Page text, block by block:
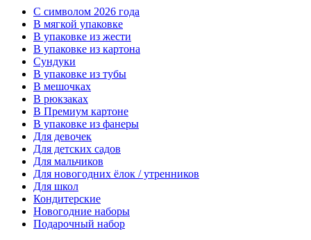
C символом 2026 года
В мягкой упаковке
В упаковке из жести
В упаковке из картона
Сундуки
В упаковке из тубы
В мешочках
В рюкзаках
В Премиум картоне
В упаковке из фанеры
Для девочек
Для детских садов
Для мальчиков
Для новогодних ёлок / утренников
Для школ
Кондитерские
Новогодние наборы
Подарочный набор